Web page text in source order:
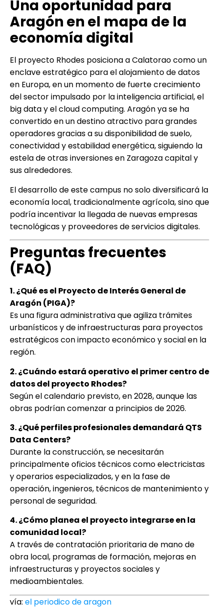
Una oportunidad para
Aragón en el mapa de la
economía digital
El proyecto Rhodes posiciona a Calatorao como un
enclave estratégico para el alojamiento de datos
en Europa, en un momento de fuerte crecimiento
del sector impulsado por la inteligencia artificial, el
big data y el cloud computing. Aragón ya se ha
convertido en un destino atractivo para grandes
operadores gracias a su disponibilidad de suelo,
conectividad y estabilidad energética, siguiendo la
estela de otras inversiones en Zaragoza capital y
sus alrededores.
El desarrollo de este campus no solo diversificará la
economía local, tradicionalmente agrícola, sino que
podría incentivar la llegada de nuevas empresas
tecnológicas y proveedores de servicios digitales.
Preguntas frecuentes
(FAQ)
1. ¿Qué es el Proyecto de Interés General de
Aragón (PIGA)?
Es una figura administrativa que agiliza trámites
urbanísticos y de infraestructuras para proyectos
estratégicos con impacto económico y social en la
región.
2. ¿Cuándo estará operativo el primer centro de
datos del proyecto Rhodes?
Según el calendario previsto, en 2028, aunque las
obras podrían comenzar a principios de 2026.
3. ¿Qué perfiles profesionales demandará QTS
Data Centers?
Durante la construcción, se necesitarán
principalmente oficios técnicos como electricistas
y operarios especializados, y en la fase de
operación, ingenieros, técnicos de mantenimiento y
personal de seguridad.
4. ¿Cómo planea el proyecto integrarse en la
comunidad local?
A través de contratación prioritaria de mano de
obra local, programas de formación, mejoras en
infraestructuras y proyectos sociales y
medioambientales.
vía: el periodico de aragon